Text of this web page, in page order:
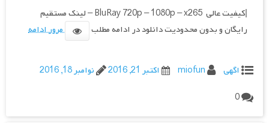
|کیفیت عالی BluRay 720p – 1080p – x265 – لینک مستقیم
رایگان و بدون محدودیت دانلود در ادامه مطلب
مرور ادامه
اگهی miofun اکتبر 21, 2016
نوامبر 18, 2016
0